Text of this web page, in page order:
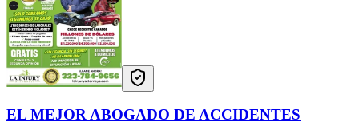
EL MEJOR ABOGADO DE ACCIDENTES